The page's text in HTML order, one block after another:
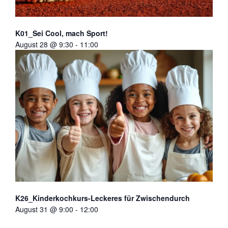
K01_Sei Cool, mach Sport!
August 28 @ 9:30 - 11:00
K26_Kinderkochkurs-Leckeres für Zwischendurch
August 31 @ 9:00 - 12:00